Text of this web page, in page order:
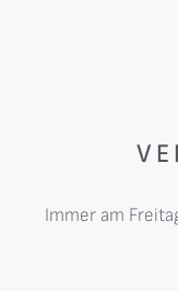
Immer am